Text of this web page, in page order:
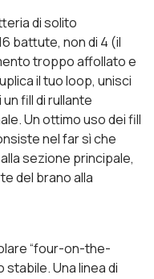
di solito
battute, non di 4 (il
troppo affollato e
il tuo loop, unisci
fill di rullante
Un ottimo uso dei fill
nel far sì che
sezione principale,
del brano alla
“four-on-the-
Una linea di